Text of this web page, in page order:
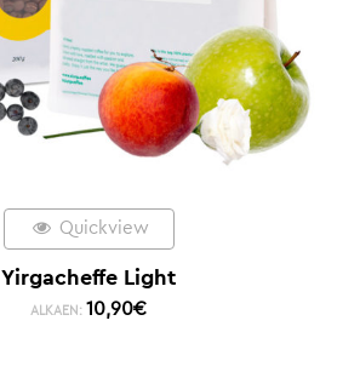
Quickview
Yirgacheffe Light
ALKAEN: 10,90€